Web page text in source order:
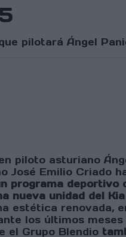
pilotará Ángel
piloto asturiano
José Emilio Criado
programa deportivo
nueva unidad del
estética renovada,
los últimos
el Grupo Blendio